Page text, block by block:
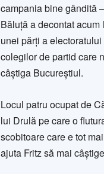
campania bine gândită
Băluță a decontat
unei părți a
colegilor de partid care
câștiga Bucureștiul.
Locul patru ocupat de
lui Drulă pe care o
scobitoare care e tot
ajuta Fritz să mai